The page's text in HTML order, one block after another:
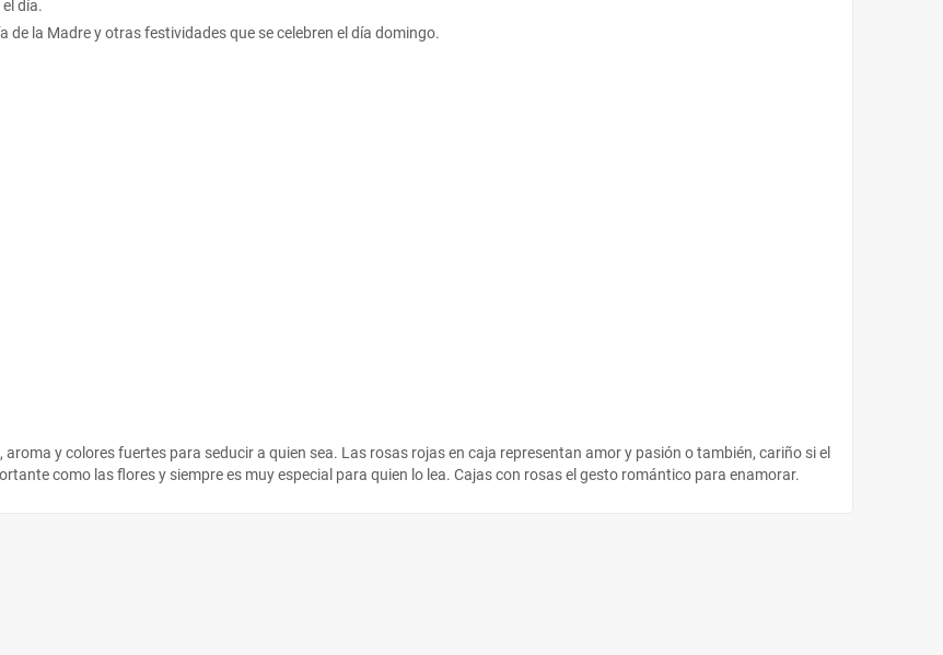
día.
de la Madre y otras festividades que se celebren el día domingo.
y colores fuertes para seducir a quien sea. Las rosas rojas en caja representan amor y pasión o también, cariño si el
como las flores y siempre es muy especial para quien lo lea. Cajas con rosas el gesto romántico para enamorar.